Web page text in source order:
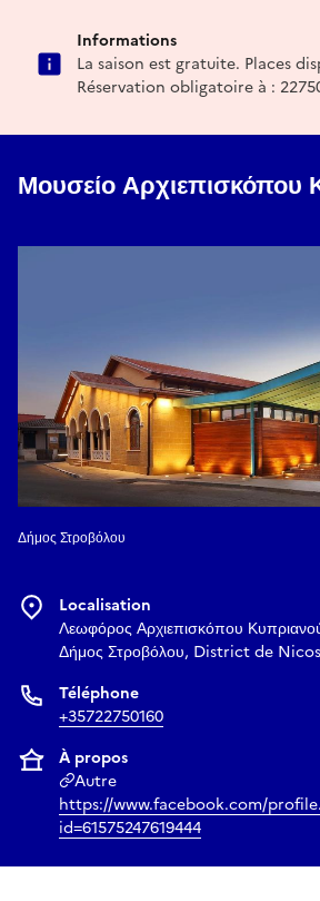
Informations
La saison est gratuite. Places
Réservation obligatoire à :
Μουσείο Αρχιεπισκόπου
Δήμος Στροβόλου
Localisation
Λεωφόρος Αρχιεπισκόπου
Δήμος Στροβόλου, District de
Téléphone
+35722750160
À propos
Autre
https://www.facebook.com/
id=61575247619444